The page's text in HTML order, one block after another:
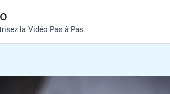
la Vidéo Pas à Pas.